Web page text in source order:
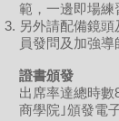
範，一邊即場練
另外請配備鏡
員發問及加強導
證書頒發
出席率達總時數
商學院｣頒發電